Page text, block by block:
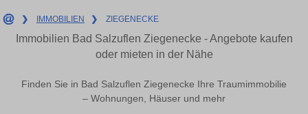
❯ IMMOBILIEN ❯ ZIEGENECKE
Immobilien Bad Salzuflen Ziegenecke - Angebote kaufen
oder mieten in der Nähe
Finden Sie in Bad Salzuflen Ziegenecke Ihre Traumimmobilie
– Wohnungen, Häuser und mehr